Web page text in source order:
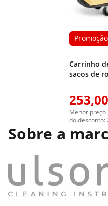
Promoção
Carrinho
sacos de
Menor preço
do desconto:
Sobre a